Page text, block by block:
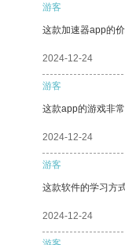
游客
这款加速器app的
2024-12-24
游客
这款app的游戏非
2024-12-24
游客
这款软件的学习方
2024-12-24